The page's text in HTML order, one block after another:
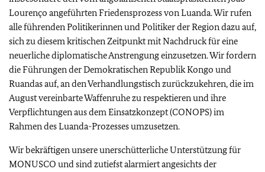
Lourenço angeführten Friedensprozess von Luanda. Wir rufen
alle führenden Politikerinnen und Politiker der Region dazu auf,
sich zu diesem kritischen Zeitpunkt mit Nachdruck für eine
neuerliche diplomatische Anstrengung einzusetzen. Wir fordern
die Führungen der Demokratischen Republik Kongo und
Ruandas auf, an den Verhandlungstisch zurückzukehren, die im
August vereinbarte Waffenruhe zu respektieren und ihre
Verpflichtungen aus dem Einsatzkonzept (CONOPS) im
Rahmen des Luanda-Prozesses umzusetzen.
Wir bekräftigen unsere unerschütterliche Unterstützung für
MONUSCO und sind zutiefst alarmiert angesichts der